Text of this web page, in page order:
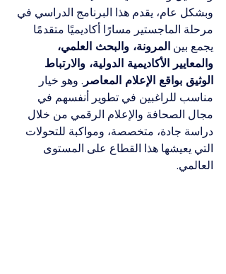
وبشكل عام، يقدم هذا البرنامج الدراسي في
مرحلة الماجستير مسارًا أكاديميًا متقدمًا
يجمع بين المرونة، والبحث العلمي،
والمعايير الأكاديمية الدولية، والارتباط
الوثيق بواقع الإعلام المعاصر . وهو خيار
مناسب للراغبين في تطوير أنفسهم في
مجال الصحافة والإعلام الرقمي من خلال
دراسة جادة، متخصصة، ومواكبة للتحولات
التي يعيشها هذا القطاع على المستوى
العالمي.